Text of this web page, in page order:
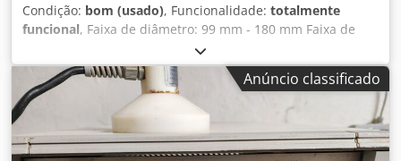
Condição: bom (usado), Funcionalidade: totalmente
funcional, Faixa de diâmetro: 99 mm - 180 mm Faixa de
altura: 90 mm - 250 mm Cabeças: 3 Capacidade de
produção: até 90 latas por minuto Ferramental para
aprox.: 153 mm Chsdpfst Dhv Sex AmueaAnúncio classificado